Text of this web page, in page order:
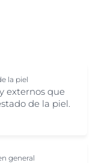
la piel
externos que
de la piel.
general